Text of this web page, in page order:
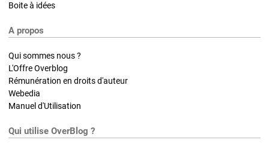
Boite à idées
A propos
Qui sommes nous ?
L'Offre Overblog
Rémunération en droits d'auteur
Webedia
Manuel d'Utilisation
Qui utilise OverBlog ?